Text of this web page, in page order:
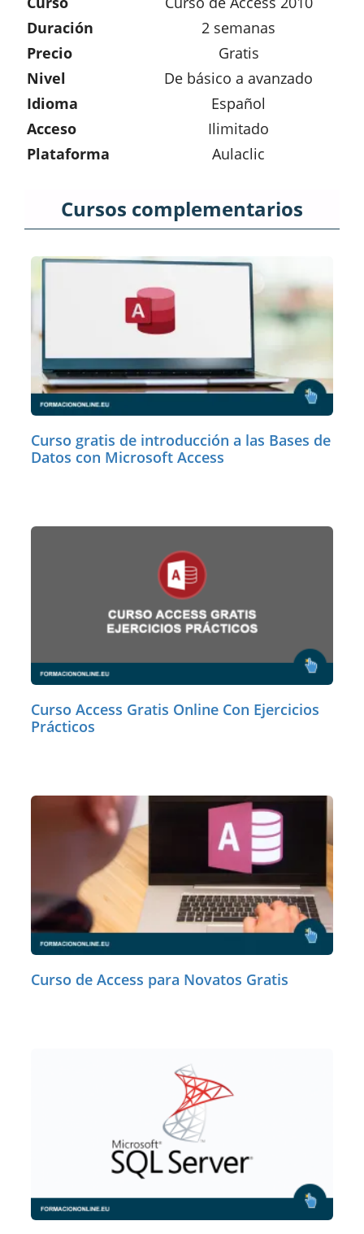
Duración
2 semanas
Precio
Gratis
Nivel
De básico a avanzado
Idioma
Español
Acceso
Ilimitado
Plataforma
Aulaclic
Cursos complementarios
Curso gratis de introducción a las Bases de
Datos con Microsoft Access
Curso Access Gratis Online Con Ejercicios
Prácticos
Curso de Access para Novatos Gratis